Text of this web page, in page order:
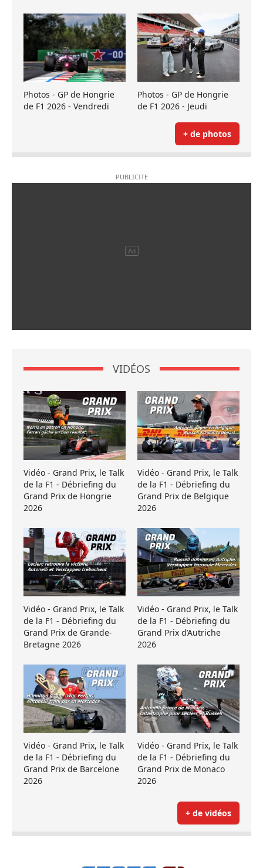
Photos - GP de Hongrie
de F1 2026 - Vendredi
Photos - GP de Hongrie
de F1 2026 - Jeudi
+ de photos
VIDÉOS
Vidéo - Grand Prix, le Talk
de la F1 - Débriefing du
Grand Prix de Hongrie
2026
Vidéo - Grand Prix, le Talk
de la F1 - Débriefing du
Grand Prix de Belgique
2026
Vidéo - Grand Prix, le Talk
de la F1 - Débriefing du
Grand Prix de Grande-
Bretagne 2026
Vidéo - Grand Prix, le Talk
de la F1 - Débriefing du
Grand Prix d’Autriche
2026
Vidéo - Grand Prix, le Talk
de la F1 - Débriefing du
Grand Prix de Barcelone
2026
Vidéo - Grand Prix, le Talk
de la F1 - Débriefing du
Grand Prix de Monaco
2026
+ de vidéos